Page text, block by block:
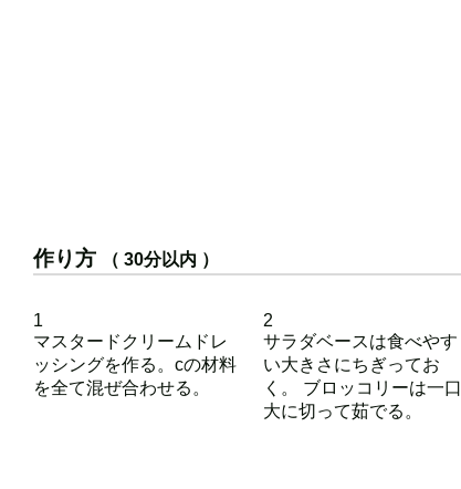
作り方 （ 30分以内 ）
1
マスタードクリームドレ
ッシングを作る。cの材料
を全て混ぜ合わせる。
2
サラダベースは食べやす
い大きさにちぎってお
く。 ブロッコリーは一口
大に切って茹でる。